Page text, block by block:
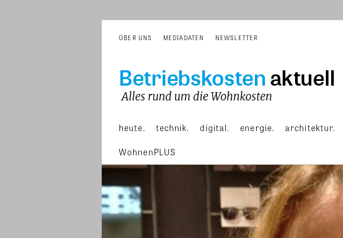
ÜBER UNS MEDIADATEN NEWSLETTER
heute. technik. digital. energie. architektur.
WohnenPLUS